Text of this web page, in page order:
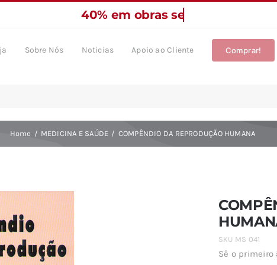
Sobre Nós Noticias Apoio ao Cliente Comprar!
Home MEDICINA E SAÚDE COMPÊNDIO DA REPRODUÇÃO HUMANA
SKU MS 041
Sê o primeiro